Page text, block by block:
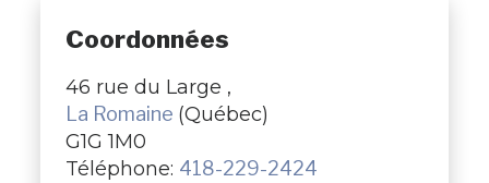
Coordonnées
46 rue du Large ,
La Romaine (Québec)
G1G 1M0
Téléphone: 418-229-2424